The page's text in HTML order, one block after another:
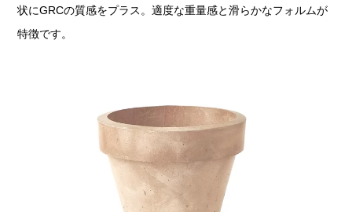
状にGRCの質感をプラス。適度な重量感と滑らかなフォルムが
特徴です。